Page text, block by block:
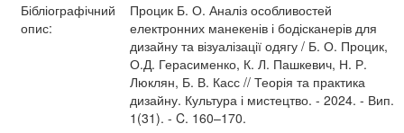
Бібліографічний
опис:
Процик Б. О. Аналіз особливостей
електронних манекенів і бодісканерів для
дизайну та візуалізації одягу / Б. О. Процик,
О.Д. Герасименко, К. Л. Пашкевич, Н. Р.
Люклян, Б. В. Касс // Теорія та практика
дизайну. Культура і мистецтво. - 2024. - Вип.
1(31). - C. 160–170.